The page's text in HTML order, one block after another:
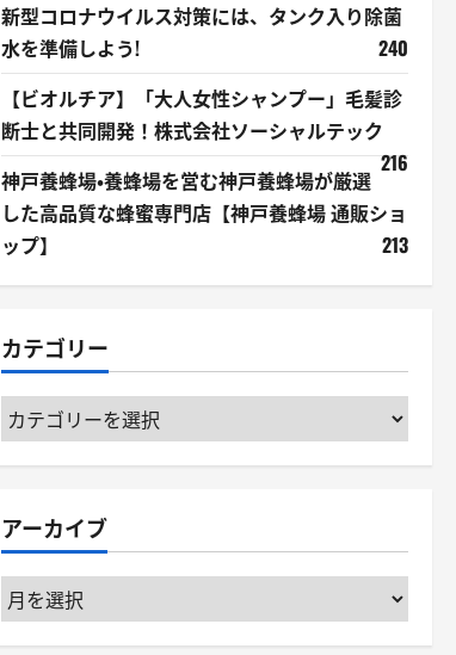
新型コロナウイルス対策には、タンク入り除菌
水を準備しよう!
240
【ビオルチア】「大人女性シャンプー」毛髪診
断士と共同開発！株式会社ソーシャルテック
216
神戸養蜂場・養蜂場を営む神戸養蜂場が厳選
した高品質な蜂蜜専門店【神戸養蜂場 通販ショ
ップ】
213
カテゴリー
カ
テ
ー
アーカイブ
ア
ー